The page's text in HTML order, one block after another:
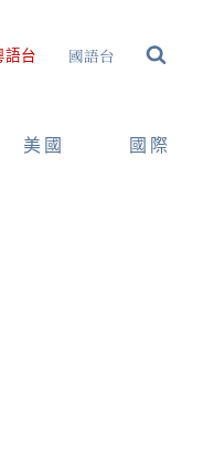
語台 國語台
美國 國際